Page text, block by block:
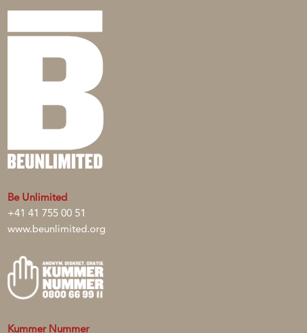
Be Unlimited
+41 41 755 00 51
www.beunlimited.org
Kummer Nummer